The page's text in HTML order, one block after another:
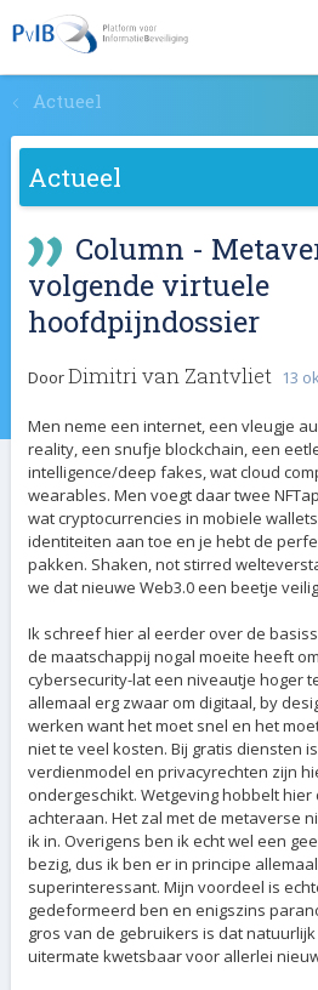
Actueel
Actueel
Column -
volgende virtuele
hoofdpijndossier
DoorDimitri van Zantvliet 13
Men neme een internet, een vleugje
reality, een snufje blockchain, een
intelligence/deep fakes, wat cloud
wearables. Men voegt daar twee
wat cryptocurrencies in mobiele
identiteiten aan toe en je hebt de
pakken. Shaken, not stirred
we dat nieuwe Web3.0 een beetje
Ik schreef hier al eerder over de
de maatschappij nogal moeite heeft
cybersecurity-lat een niveautje hoger
allemaal erg zwaar om digitaal, by
werken want het moet snel en het
niet te veel kosten. Bij gratis diensten
verdienmodel en privacyrechten zijn
ondergeschikt. Wetgeving hobbelt
achteraan. Het zal met de metaverse
ik in. Overigens ben ik echt wel een
bezig, dus ik ben er in principe
superinteressant. Mijn voordeel is
gedeformeerd ben en enigszins
gros van de gebruikers is dat
uitermate kwetsbaar voor allerlei